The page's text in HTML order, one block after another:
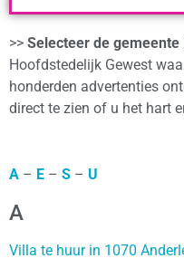
>> Selecteer de
Hoofdstedelijk Gewest
honderden advertenties
direct te zien of u het hart
A – E – S – U
A
Villa te huur in 1070